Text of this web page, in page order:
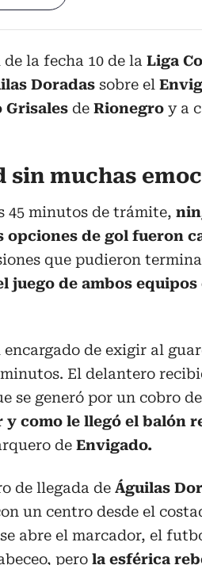
la fecha 10 de la Liga
Doradas sobre el
Grisales de Rionegro y a
sin muchas
45 minutos de trámite,
opciones de gol fueron
que pudieron
juego de ambos
encargado de exigir al
El delantero
se generó por un cobro
como le llegó el balón
de Envigado.
de llegada de Águilas
un centro desde el
abre el marcador, el
pero la esférica